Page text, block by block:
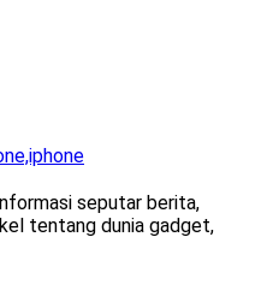
seputar berita,
tentang dunia gadget,